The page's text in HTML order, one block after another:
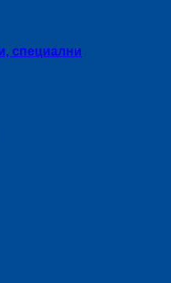
специални